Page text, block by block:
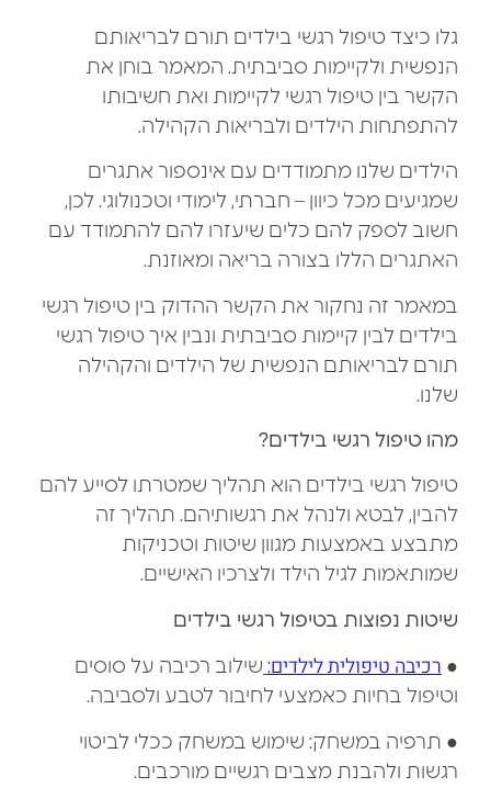
גלו כיצד טיפול רגשי בילדים תורם לבריאותם
הנפשית ולקיימות סביבתית. המאמר בוחן את
הקשר בין טיפול רגשי לקיימות ואת חשיבותו
להתפתחות הילדים ולבריאות הקהילה.
הילדים שלנו מתמודדים עם אינספור אתגרים
שמגיעים מכל כיוון – חברתי, לימודי וטכנולוגי. לכן,
חשוב לספק להם כלים שיעזרו להם להתמודד עם
האתגרים הללו בצורה בריאה ומאוזנת.
במאמר זה נחקור את הקשר ההדוק בין טיפול רגשי
בילדים לבין קיימות סביבתית ונבין איך טיפול רגשי
תורם לבריאותם הנפשית של הילדים והקהילה
שלנו.
מהו טיפול רגשי בילדים?
טיפול רגשי בילדים הוא תהליך שמטרתו לסייע להם
להבין, לבטא ולנהל את רגשותיהם. תהליך זה
מתבצע באמצעות מגוון שיטות וטכניקות
שמותאמות לגיל הילד ולצרכיו האישיים.
שיטות נפוצות בטיפול רגשי בילדים
● רכיבה טיפולית לילדים: שילוב רכיבה על סוסים
וטיפול בחיות כאמצעי לחיבור לטבע ולסביבה.
● תרפיה במשחק: שימוש במשחק ככלי לביטוי
רגשות ולהבנת מצבים רגשיים מורכבים.